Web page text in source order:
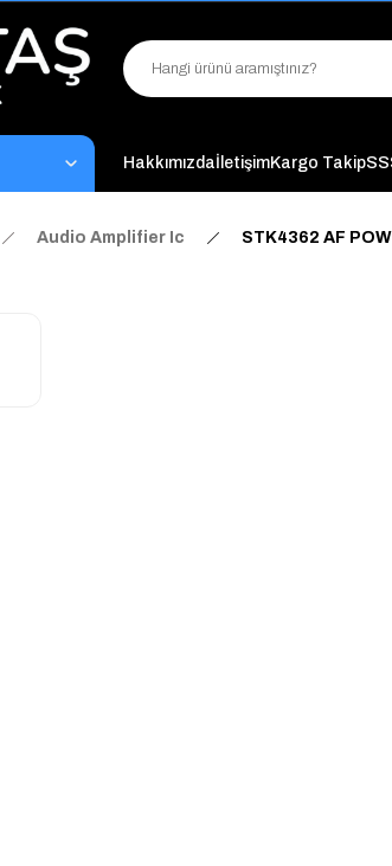
"Binlerce
"Toptan
HakkımızdaİletişimKargo Takip
Audio Amplifier Ic STK4362 AF